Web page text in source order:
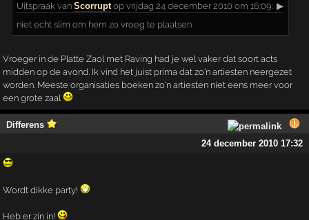
Uitspraak vanScorruptop vrijdag 24 december 2010 om 16:09: ▶
niet echt slim om hem zo vroeg te plaatsen
Vroeger in de Platte Zaol met Raving had je wel vaker dat soort acts
midden op de avond. Ik vind het juist prima dat zo'n artiesten neergezet
worden. Meeste organisaties boeken zo'n artiesten niet eens meer voor
een grote zaal
Differens
24 december 2010 17:32
Wordt dikke party!
Heb er zin in!